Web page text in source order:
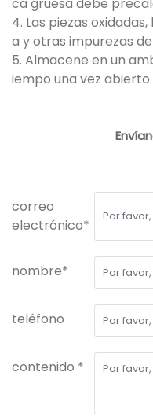
4. Las piezas
a y otras impurezas
5. Almacene en un
iempo una vez abierto.
correo
electrónico*
nombre*
teléfono
contenido *